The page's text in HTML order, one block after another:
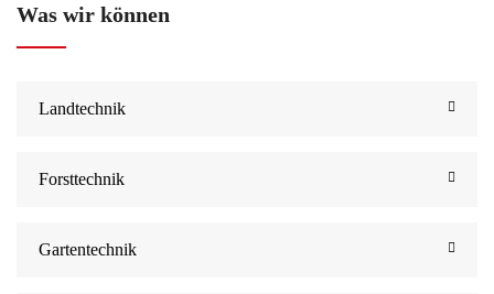
Was wir können
Landtechnik
Forsttechnik
Gartentechnik